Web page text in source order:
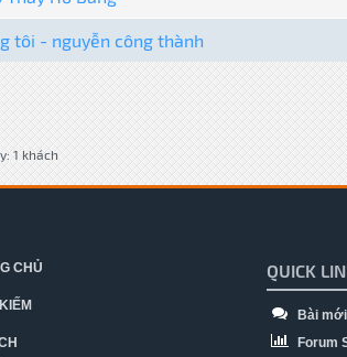
tôi - nguyễn công thành
1 khách
CHỦ QUICK
Bài mới
Forum